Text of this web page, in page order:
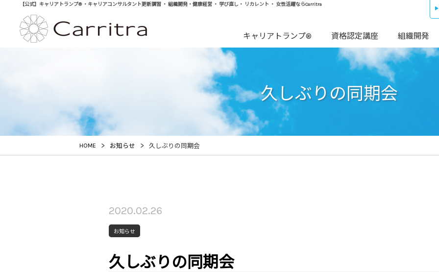
【公式】キャリアトランプ® ・キャリアコンサルタント更新講習 ・ 組織開発・健康経営 ・ 学び直し・ リカレント ・ 女性活躍ならCarritra
キャリアトランプ® 資格認定講座 組織開発
久しぶりの同期会
HOME > お知らせ > 久しぶりの同期会
2020.02.26
お知らせ
久しぶりの同期会